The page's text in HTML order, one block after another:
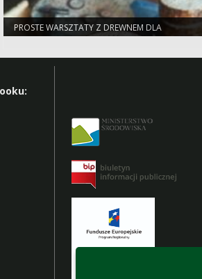
PROSTE WARSZTATY Z DREWNEM DLA
MŁODSZYCH DZIECI